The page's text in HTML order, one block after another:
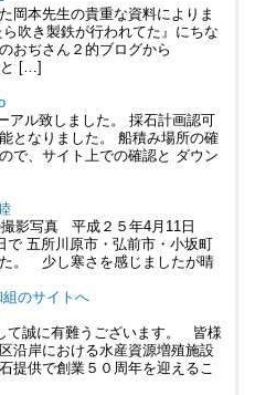
岡本先生の貴重な資料によりま
吹き製鉄が行われてた』にちな
おぢさん２的ブログから
と […]
アル致しました。 採石計画認可
となりました。 船積み場所の確
で、サイト上での確認と ダウン
影写真 平成２５年4月11日
で 五所川原市・弘前市・小坂町
た。 少し寒さを感じましたが晴
組のサイトへ
て誠に有難うございます。 皆様
沿岸における水産資源増殖施設
提供で創業５０周年を迎えるこ